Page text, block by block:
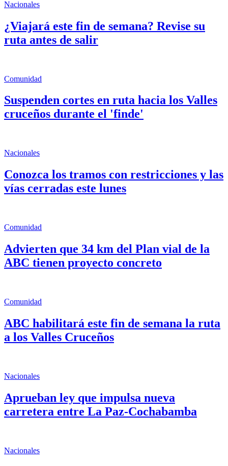
Nacionales
¿Viajará este fin de semana? Revise su
ruta antes de salir
Comunidad
Suspenden cortes en ruta hacia los Valles
cruceños durante el 'finde'
Nacionales
Conozca los tramos con restricciones y las
vías cerradas este lunes
Comunidad
Advierten que 34 km del Plan vial de la
ABC tienen proyecto concreto
Comunidad
ABC habilitará este fin de semana la ruta
a los Valles Cruceños
Nacionales
Aprueban ley que impulsa nueva
carretera entre La Paz-Cochabamba
Nacionales